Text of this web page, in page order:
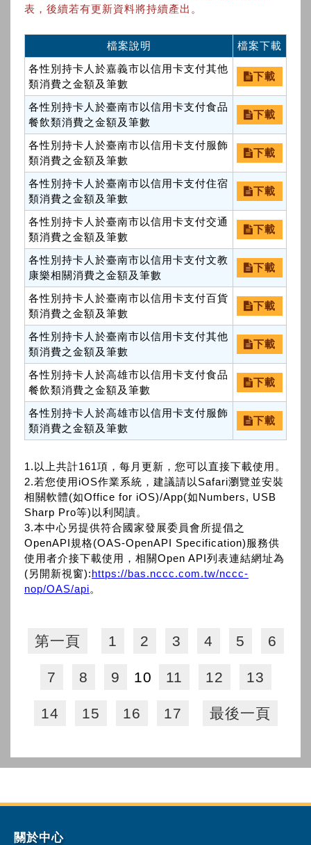
表，後續若有更新資料將持續產出。
檔案說明
檔案下載
各性別持卡人於嘉義市以信用卡支付其他
類消費之金額及筆數
下載
各性別持卡人於臺南市以信用卡支付食品
餐飲類消費之金額及筆數
下載
各性別持卡人於臺南市以信用卡支付服飾
類消費之金額及筆數
下載
各性別持卡人於臺南市以信用卡支付住宿
類消費之金額及筆數
下載
各性別持卡人於臺南市以信用卡支付交通
類消費之金額及筆數
下載
各性別持卡人於臺南市以信用卡支付文教
康樂相關消費之金額及筆數
下載
各性別持卡人於臺南市以信用卡支付百貨
類消費之金額及筆數
下載
各性別持卡人於臺南市以信用卡支付其他
類消費之金額及筆數
下載
各性別持卡人於高雄市以信用卡支付食品
餐飲類消費之金額及筆數
下載
各性別持卡人於高雄市以信用卡支付服飾
類消費之金額及筆數
下載
1.以上共計161項，每月更新，您可以直接下載使用。
2.若您使用iOS作業系統，建議請以Safari瀏覽並安裝
相關軟體(如Office for iOS)/App(如Numbers, USB
Sharp Pro等)以利閱讀。
3.本中心另提供符合國家發展委員會所提倡之
OpenAPI規格(OAS-OpenAPI Specification)服務供
使用者介接下載使用，相關Open API列表連結網址為
(另開新視窗):https://bas.nccc.com.tw/nccc-
nop/OAS/api。
第一頁 1 2 3 4 5 6
7 8 9 10 11 12 13
14 15 16 17 最後一頁
關於中心